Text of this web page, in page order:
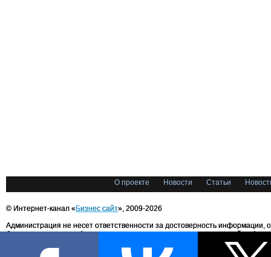
О проекте Новости Статьи
© Интернет-канал «Бизнес сайт», 2009-2026
Администрация не несет ответственности за достоверность информации,
блоггерами портала. Администрация не предоставляет справочной
Все права на любые материалы, опубликованные на сайте, защищены в